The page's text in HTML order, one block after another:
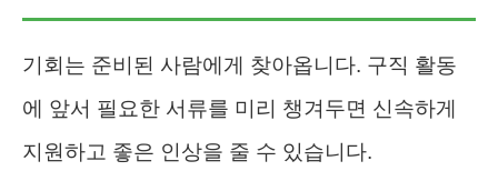
기회는 준비된 사람에게 찾아옵니다. 구직 활동
에 앞서 필요한 서류를 미리 챙겨두면 신속하게
지원하고 좋은 인상을 줄 수 있습니다.